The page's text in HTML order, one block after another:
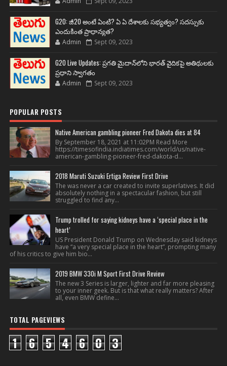
G20: జీ20 అంటే ఏంటి? ఏ ఏ దేశాలకు సభ్యత్వం? సదస్సుకు
ఎందుకింత ప్రాధాన్యత?
Admin Sept 09, 2023
G20 Live Updates: ప్రగతి మైదాన్‌లోని భారత్ వైదికపై అతిథులకు
ప్రధాని స్వాగతం
Admin Sept 09, 2023
POPULAR POSTS
Native American gambling pioneer Fred Dakota dies at 84
By September 18, 2021 at 11:02PM Read More
https://timesofindia.indiatimes.com/world/us/native-
american-gambling-pioneer-fred-dakota-d...
2018 Maruti Suzuki Ertiga Review First Drive
The was never a car created to invite superlatives. It did
absolutely nothing in a spectacular fashion, but still
struggled to find any...
Trump trolled for saying kidneys have a ‘special place in the
heart’
US President Donald Trump on Wednesday said kidneys
have “a very special place in the heart”, prompting many
of his critics to give him bio...
2019 BMW 330i M Sport First Drive Review
The new 3 Series is larger, lighter and far more pleasing
to your inner geek. But is that what really matters? After
all, even BMW define...
TOTAL PAGEVIEWS
1 6 5 4 6 0 3